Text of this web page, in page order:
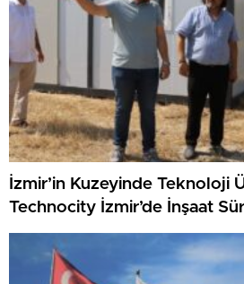
İzmir’in Kuzeyinde Teknoloji
Technocity İzmir’de İnşaat